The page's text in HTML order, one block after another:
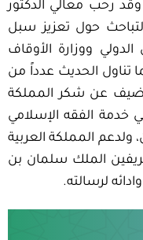
الموافق 31 ديسمبر 2017م، وقد رحب معالي الدكتور
التباحث حول تعزيز سبل
ووزارة الأوقاف
تناول الحديث عدداً من
عن شكر المملكة
خدمة الفقه الإسلامي
ولدعم المملكة العربية
الملك سلمان بن
لرسالته.